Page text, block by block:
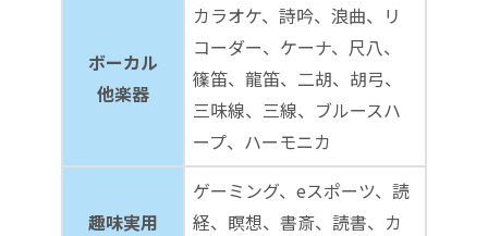
ボーカル
他楽器
カラオケ、詩吟、浪曲、リ
コーダー、ケーナ、尺八、
篠笛、龍笛、二胡、胡弓、
三味線、三線、ブルースハ
ープ、ハーモニカ
趣味実用
ゲーミング、eスポーツ、読
経、瞑想、書斎、読書、カ